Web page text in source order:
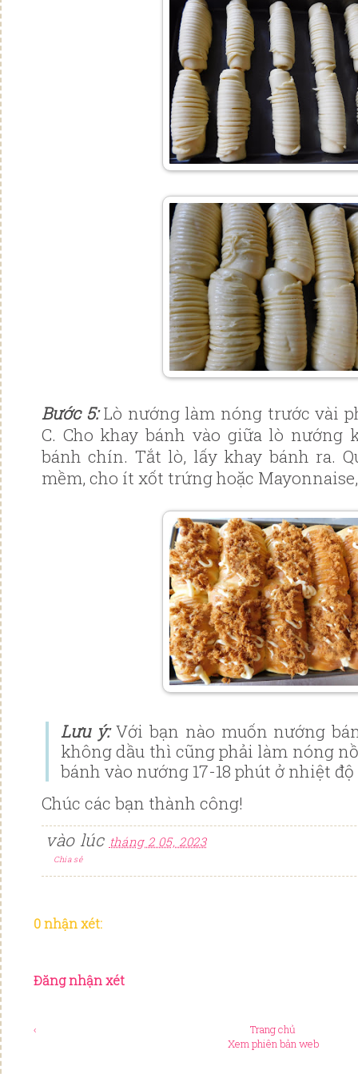
Bước 5:Lò nướng làm nóng trước vài
C. Cho khay bánh vào giữa lò nướng
bánh chín. Tắt lò, lấy khay bánh ra.
mềm, cho ít xốt trứng hoặc
Lưu ý:Với bạn nào muốn nướng
không dầu thì cũng phải làm nóng
bánh vào nướng 17-18 phút ở nhiệt độ
Chúc các bạn thành công!
vào lúc tháng 2 05, 2023
Chia sẻ
0 nhận xét:
Đăng nhận xét
‹
Trang chủ
Xem phiên bản web